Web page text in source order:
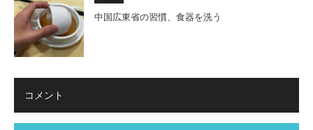
中国広東省の習慣、食器を洗う
コメント